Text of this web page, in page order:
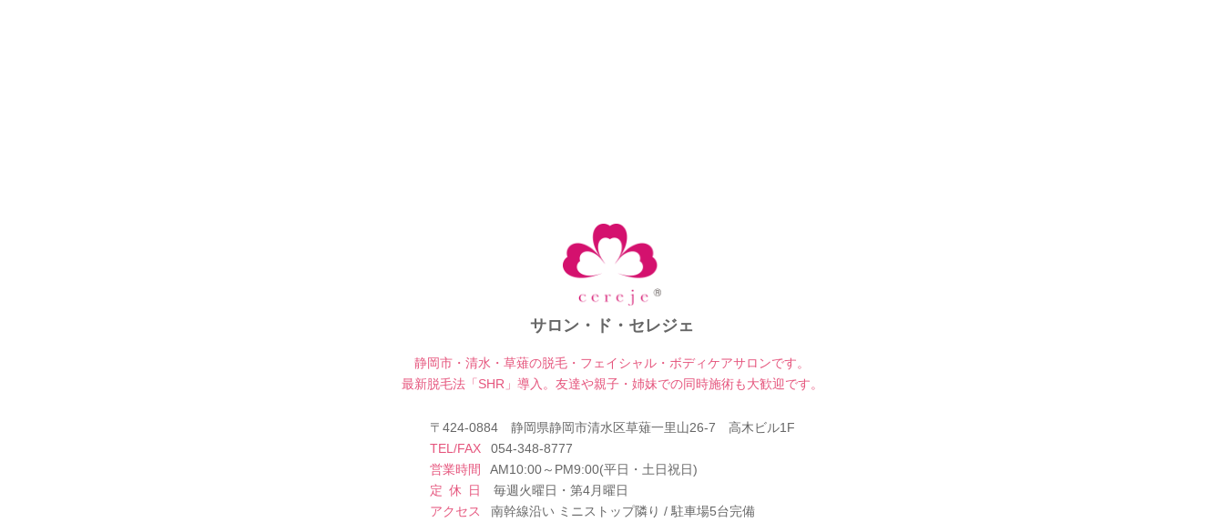
サロン・ド・セレジェ
静岡市・清水・草薙の脱毛・フェイシャル・ ボディケアサロンです。
最新脱毛法「SHR」導入。友達や親子・姉妹での同時施術も大歓迎です。
〒424-0884 静岡県静岡市清水区草薙一里山26-7 高木ビル1F
TEL/FAX
054-348-8777
営業時間
AM10:00～PM9:00(平日・土日祝日)
定休日
毎週火曜日・第4月曜日
アクセス
南幹線沿い ミニストップ隣り / 駐車場5台完備